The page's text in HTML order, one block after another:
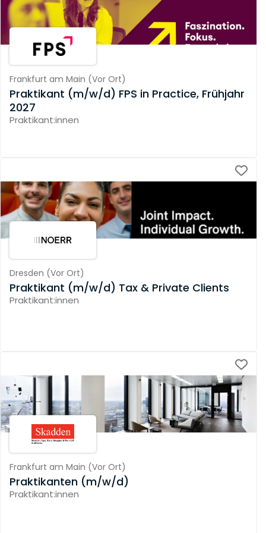
Frankfurt am Main (Vor Ort)
Praktikant (m/w/d) FPS in Practice, Frühjahr
2027
Praktikant:innen
Dresden (Vor Ort)
Praktikant (m/w/d) Tax & Private Clients
Praktikant:innen
Frankfurt am Main (Vor Ort)
Praktikanten (m/w/d)
Praktikant:innen